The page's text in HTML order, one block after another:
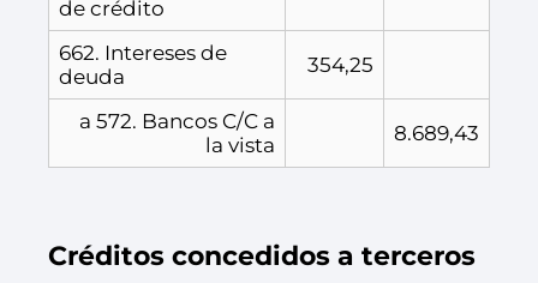
de crédito
662. Intereses de
deuda
354,25
a 572. Bancos C/C a
la vista
8.689,43
Créditos concedidos a terceros